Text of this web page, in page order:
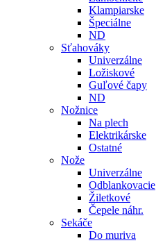
Klampiarske
Špeciálne
ND
Sťahováky
Univerzálne
Ložiskové
Guľové čapy
ND
Nožnice
Na plech
Elektrikárske
Ostatné
Nože
Univerzálne
Odblankovacie
Žiletkové
Čepele náhr.
Sekáče
Do muriva